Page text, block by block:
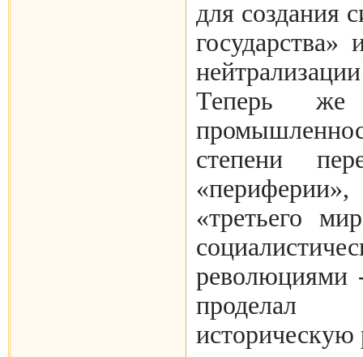
для создания
Теперь же
степени
«третьего
революциями
историческую